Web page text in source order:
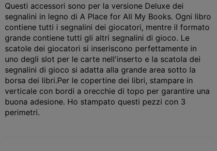
Questi accessori sono per la versione Deluxe dei
segnalini in legno di A Place for All My Books. Ogni libro
contiene tutti i segnalini dei giocatori, mentre il formato
grande contiene tutti gli altri segnalini di gioco. Le
scatole dei giocatori si inseriscono perfettamente in
uno degli slot per le carte nell'inserto e la scatola dei
segnalini di gioco si adatta alla grande area sotto la
borsa dei libri.Per le copertine dei libri, stampare in
verticale con bordi a orecchie di topo per garantire una
buona adesione. Ho stampato questi pezzi con 3
perimetri.